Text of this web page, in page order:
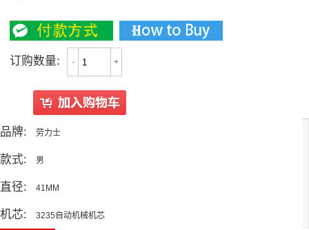
订购数量: - +
品牌: 劳力士
款式: 男
直径: 41MM
机芯: 3235自动机械机芯